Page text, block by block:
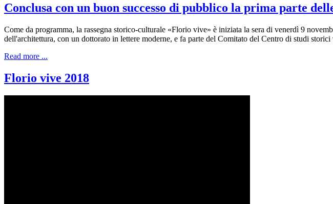
Conclusa con un buon successo di pubblico la prima parte
Come da programma, la rassegna storico-culturale «Florio vive» è iniziata la sera di venerdì 9
dell'architettura, con un dottorato in lettere moderne, e fa parte del Comitato del Centro di studi
Read more ...
Florio vive 2018